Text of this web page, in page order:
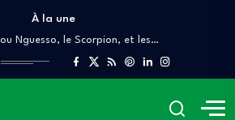
À la une
ET DE DISCIPLINE BUDGÉTAIRE
Nguesso, le Scorpion, et les…
Congo brûle, le Prince danse
INDÉPENDANT DES GRANDS…
A Mr Pierre Mabiala, Ministre…